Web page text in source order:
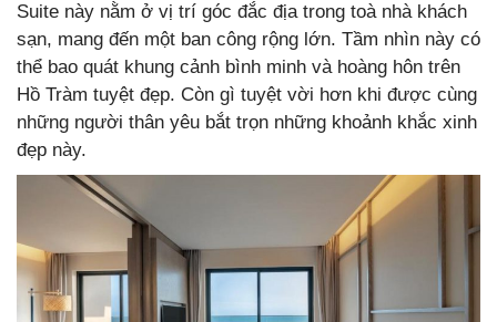
Suite này nằm ở vị trí góc đắc địa trong toà nhà khách
sạn, mang đến một ban công rộng lớn. Tầm nhìn này có
thể bao quát khung cảnh bình minh và hoàng hôn trên
Hồ Tràm tuyệt đẹp. Còn gì tuyệt vời hơn khi được cùng
những người thân yêu bắt trọn những khoảnh khắc xinh
đẹp này.